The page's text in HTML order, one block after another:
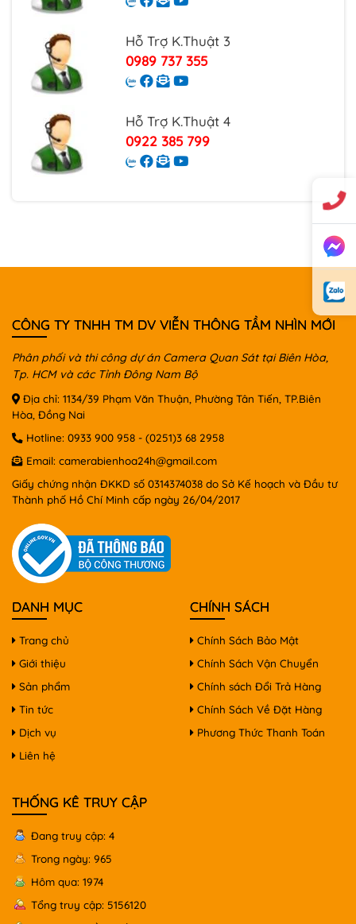
Hỗ Trợ K.Thuật 3
0989 737 355
Hỗ Trợ K.Thuật 4
0922 385 799
CÔNG TY TNHH TM DV VIỄN THÔNG TẦM NHÌN MỚI
Phân phối và thi công dự án Camera Quan Sát tại Biên Hòa,
Tp. HCM và các Tỉnh Đông Nam Bộ
Địa chỉ: 1134/39 Phạm Văn Thuận, Phường Tân Tiến, TP.Biên
Hòa, Đồng Nai
Hotline: 0933 900 958 - (0251)3 68 2958
Email: camerabienhoa24h@gmail.com
Giấy chứng nhận ĐKKD số 0314374038 do Sở Kế hoạch và Đầu tư
Thành phố Hồ Chí Minh cấp ngày 26/04/2017
DANH MỤC
Trang chủ
Giới thiệu
Sản phẩm
Tin tức
Dịch vụ
Liên hệ
CHÍNH SÁCH
Chính Sách Bảo Mật
Chính Sách Vận Chuyển
Chính sách Đổi Trả Hàng
Chính Sách Về Đặt Hàng
Phương Thức Thanh Toán
THỐNG KÊ TRUY CẬP
Đang truy cập: 4
Trong ngày: 965
Hôm qua: 1974
Tổng truy cập: 5156120